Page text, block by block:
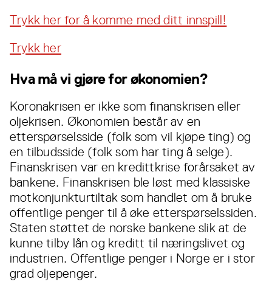
Trykk her for å komme med ditt innspill!
Trykk her
Hva må vi gjøre for økonomien?
Koronakrisen er ikke som finanskrisen eller
oljekrisen. Økonomien består av en
etterspørselsside (folk som vil kjøpe ting) og
en tilbudsside (folk som har ting å selge).
Finanskrisen var en kredittkrise forårsaket av
bankene. Finanskrisen ble løst med klassiske
motkonjunkturtiltak som handlet om å bruke
offentlige penger til å øke etterspørselssiden.
Staten støttet de norske bankene slik at de
kunne tilby lån og kreditt til næringslivet og
industrien. Offentlige penger i Norge er i stor
grad oljepenger.